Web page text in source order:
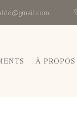
À PROPOS